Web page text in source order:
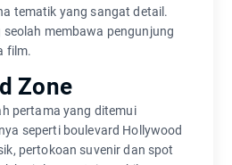
tematik yang sangat detail.
membawa pengunjung
film.
Zone
pertama yang ditemui
seperti boulevard Hollywood
pertokoan suvenir dan spot